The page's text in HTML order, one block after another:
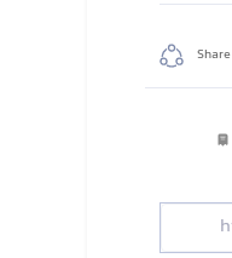
Share